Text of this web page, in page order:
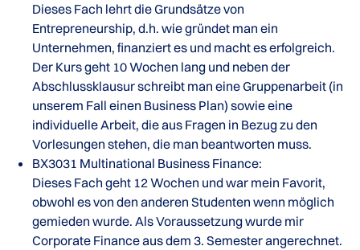
Dieses Fach lehrt die Grundsätze von
Entrepreneurship, d.h. wie gründet man ein
Unternehmen, finanziert es und macht es erfolgreich.
Der Kurs geht 10 Wochen lang und neben der
Abschlussklausur schreibt man eine Gruppenarbeit (in
unserem Fall einen Business Plan) sowie eine
individuelle Arbeit, die aus Fragen in Bezug zu den
Vorlesungen stehen, die man beantworten muss.
BX3031 Multinational Business Finance:
Dieses Fach geht 12 Wochen und war mein Favorit,
obwohl es von den anderen Studenten wenn möglich
gemieden wurde. Als Voraussetzung wurde mir
Corporate Finance aus dem 3. Semester angerechnet.